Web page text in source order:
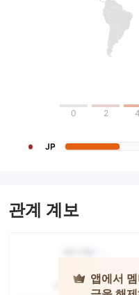
0 2 4
JP
관계 계보
앱에서